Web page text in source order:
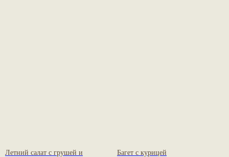
Летний салат с грушей и
Багет с курицей